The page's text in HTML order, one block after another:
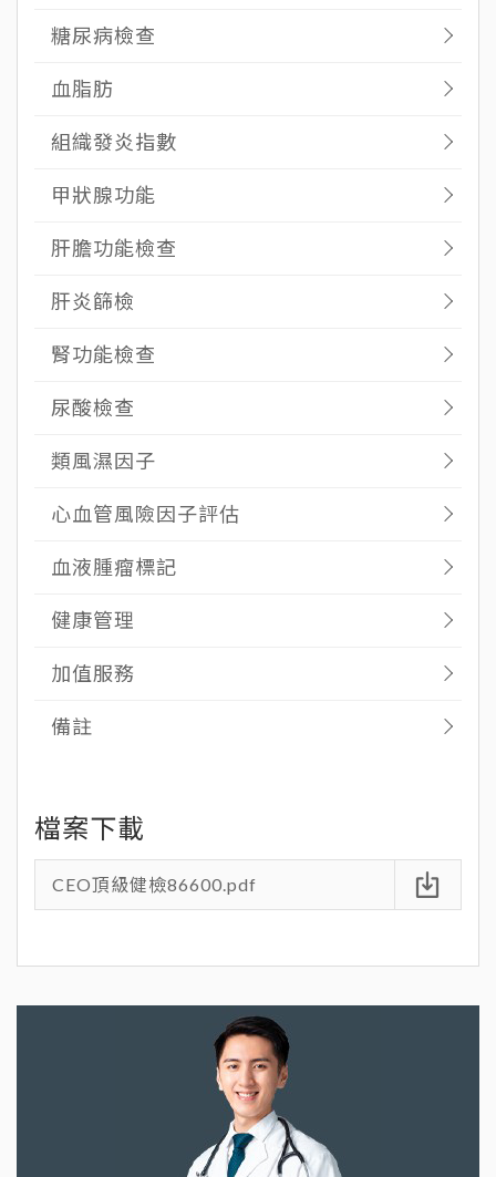
糖尿病檢查
血脂肪
組織發炎指數
甲狀腺功能
肝膽功能檢查
肝炎篩檢
腎功能檢查
尿酸檢查
類風濕因子
心血管風險因子評估
血液腫瘤標記
健康管理
加值服務
備註
CEO頂級健檢86600.pdf